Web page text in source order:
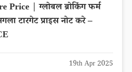
Price | ग्लोबल ब्रोकिंग फर्म
टारगेट प्राइस नोट करे –
19th Apr 2025